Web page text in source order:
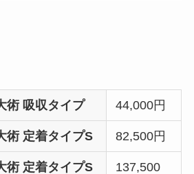
術 吸収タイプ 44,000円
術 定着タイプS 82,500円
術 定着タイプS
137,500